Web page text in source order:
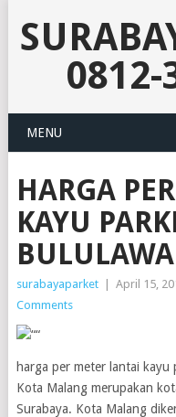
0812-
MENU
HARGA
KAYU
surabayaparket April 15,
Comments
harga per meter lantai
Kota Malang merupakan
Surabaya. Kota Malang